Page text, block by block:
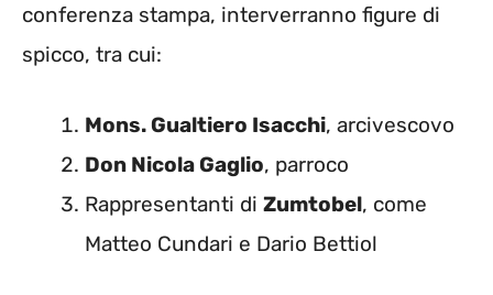
conferenza stampa, interverranno figure di
spicco, tra cui:
Mons. Gualtiero Isacchi, arcivescovo
Don Nicola Gaglio, parroco
Rappresentanti di Zumtobel, come
Matteo Cundari e Dario Bettiol